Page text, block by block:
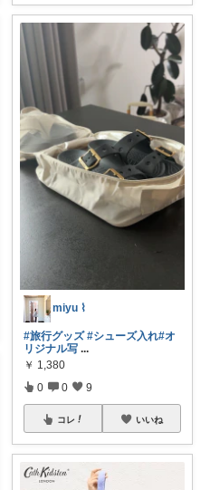
miyu ⌇
#旅行グッズ #シューズ入れ#オ
リジナル写 ...
￥ 1,380
0 0 9
コレ いいね